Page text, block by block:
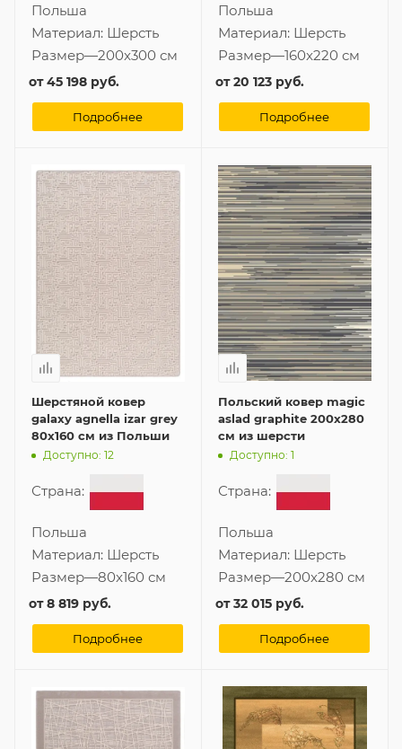
Польша
Материал: Шерсть
Размер—200x300 см
от45 198 руб.
Подробнее
Польша
Материал: Шерсть
Размер—160x220 см
от20 123 руб.
Подробнее
Шерстяной ковер
galaxy agnella izar grey
80x160 см из Польши
Доступно: 12
Страна:
Польша
Материал: Шерсть
Размер—80x160 см
от8 819 руб.
Подробнее
Польский ковер magic
aslad graphite 200x280
см из шерсти
Доступно: 1
Страна:
Польша
Материал: Шерсть
Размер—200x280 см
от32 015 руб.
Подробнее